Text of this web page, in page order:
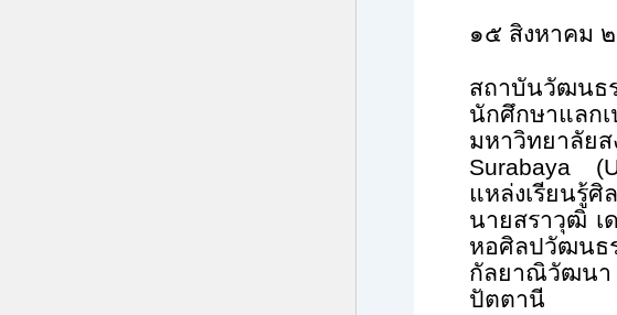
๑๕ สิงหาคม
สถาบันวัฒนธ
นักศึกษาแลก
มหาวิทยาลัย
Surabaya
แหล่งเรียนรู้
นายสราวุฒิ
หอศิลปวัฒน
กัลยาณิวัฒนา
ปัตตานี